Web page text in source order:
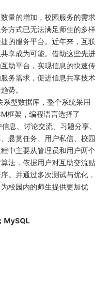
量的增加，校园服务的需求
方式已无法满足师生的多样
的服务平台。近年来，互联
享成为可能。借助这些先进
助平台，实现信息的快速传
务需求，促进信息共享技术
势。
型数据库，整个系统采用
框架，编程语言选择了
息、讨论交流、习题分享、
悬赏任务、用户私信、校园
中主要从管理员和用户两个
法，依据用户对互助交流贴
。并通过多次测试与优化，
校园内的师生提供更加优
MySQL